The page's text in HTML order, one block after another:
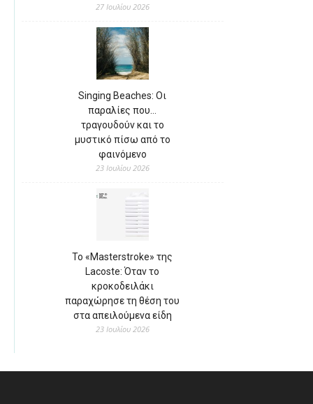
27 Ιουλίου 2026
Singing Beaches: Οι
παραλίες που…
τραγουδούν και το
μυστικό πίσω από το
φαινόμενο
23 Ιουλίου 2026
Το «Masterstroke» της
Lacoste: Όταν το
κροκοδειλάκι
παραχώρησε τη θέση του
στα απειλούμενα είδη
23 Ιουλίου 2026